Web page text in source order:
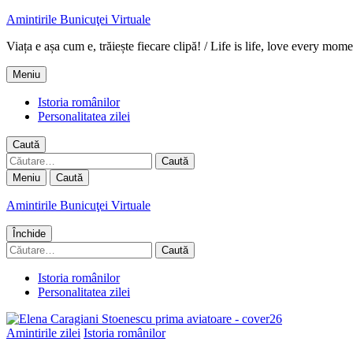
Amintirile Bunicuţei Virtuale
Viața e așa cum e, trăiește fiecare clipă! / Life is life, love every
Meniu
Istoria românilor
Personalitatea zilei
Caută
Caută
după:
Meniu Caută
Amintirile Bunicuţei Virtuale
Închide
Caută
după:
Istoria românilor
Personalitatea zilei
Amintirile zilei Istoria românilor